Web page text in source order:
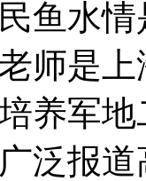
鱼水
师是
养军
泛报